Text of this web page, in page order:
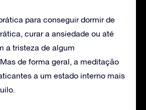
para conseguir dormir de
curar a ansiedade ou até
a tristeza de algum
de forma geral, a meditação
a um estado interno mais